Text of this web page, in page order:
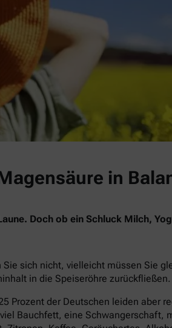
in
Doch ob ein Schluck Milch,
sich nicht, vielleicht müssen Sie
in die Speiseröhre
Prozent der Deutschen leiden aber
Bauchfett, eine Schwangerschaft,